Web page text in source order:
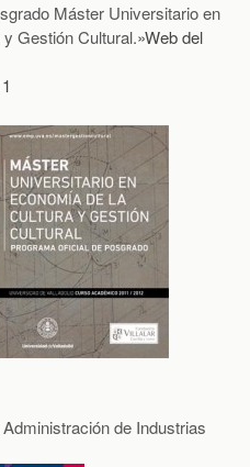
Máster Universitario en
Gestión Cultural.»Web del
de Industrias